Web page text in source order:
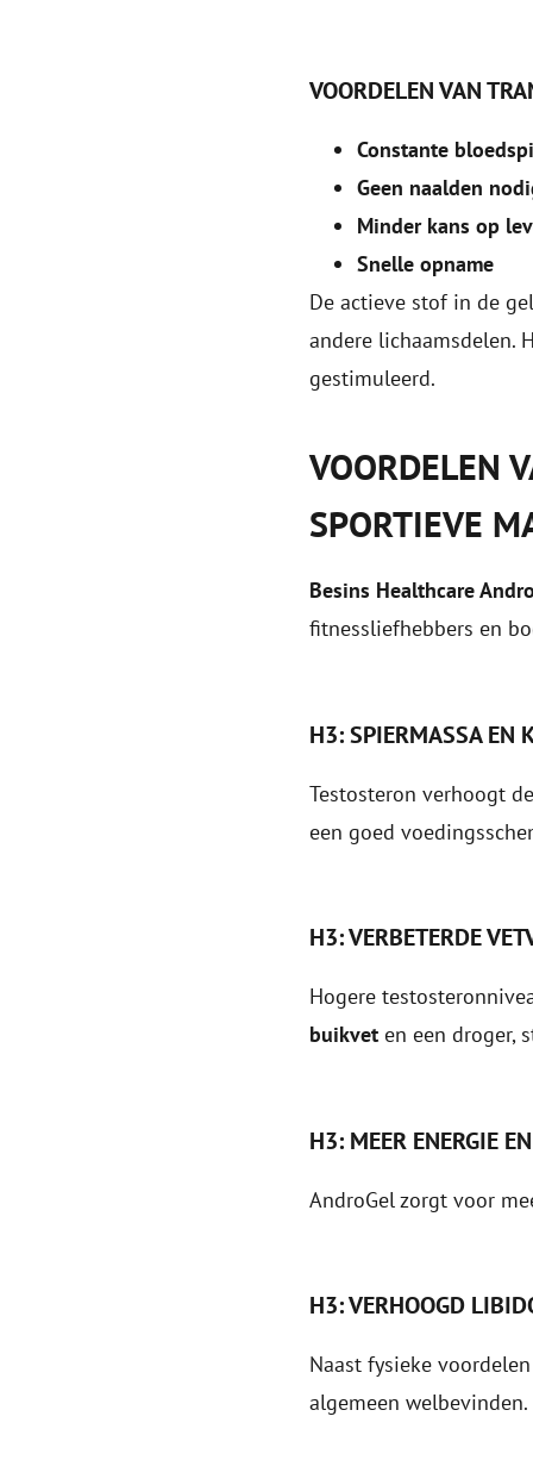
VOORDELEN VAN
Constante
Geen naalden
Minder kans op
Snelle opname
De actieve stof in de
andere lichaamsdelen.
gestimuleerd.
VOORDELEN
SPORTIEVE
Besins Healthcare
fitnessliefhebbers en
H3: SPIERMASSA EN
Testosteron verhoogt
een goed
H3: VERBETERDE
Hogere
buikveten een droger,
H3: MEER ENERGIE
AndroGel zorgt voor
H3: VERHOOGD
Naast fysieke
algemeen welbevinden.